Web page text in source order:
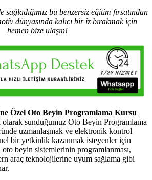
bu benzersiz eğitim fırsatından
dünyasında kalıcı bir iz bırakmak için
hemen bize ulaşın!
Özel Oto Beyin Programlama Kursu
sunduğumuz Oto Beyin Programlama
uzmanlaşmak ve elektronik kontrol
bir yetkinlik kazanmak isteyenler için
oto beyin sistemlerinin programlanması,
araç teknolojilerine uyum sağlama gibi